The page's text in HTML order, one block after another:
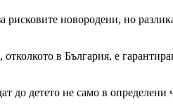
новородени, но
в България, е
до детето не само в